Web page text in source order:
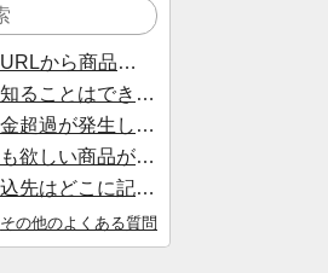
淘宝やアリババのURLから商品を探すことはできますか？
事前に国際送料を知ることはできますか？
在庫売切などで入金超過が発生した場合はいつ返金されますか？
注文送信後、他にも欲しい商品が見つかった場合、追加注文できますか？
銀行振り込みの振込先はどこに記載されていますか？
その他のよくある質問